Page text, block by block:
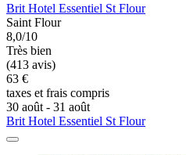
Brit Hotel Essentiel St Flour
Saint Flour
8,0/10
Très bien
(413 avis)
63 €
taxes et frais compris
30 août - 31 août
Brit Hotel Essentiel St Flour